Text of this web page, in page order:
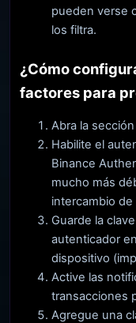
pueden verse
los filtra.
¿Cómo
factores para
Abra la
Habilite el
Binance
mucho más
intercambio de
Guarde la
autenticador
dispositivo
Active las
transacciones
Agregue una